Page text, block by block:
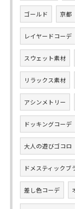
ゴールド 京都
レイヤードコーデ
スウェット素材
リラックス素材
アシンメトリー
ドッキングコーデ
大人の遊びゴコロ
ドメスティックブ
差し色コーデ